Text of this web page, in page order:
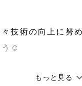
技術の向上に努
う☺️
もっと見る